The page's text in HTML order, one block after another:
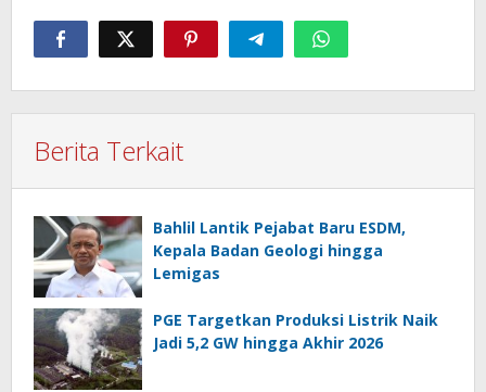
Berita Terkait
Bahlil Lantik Pejabat Baru ESDM,
Kepala Badan Geologi hingga
Lemigas
PGE Targetkan Produksi Listrik Naik
Jadi 5,2 GW hingga Akhir 2026